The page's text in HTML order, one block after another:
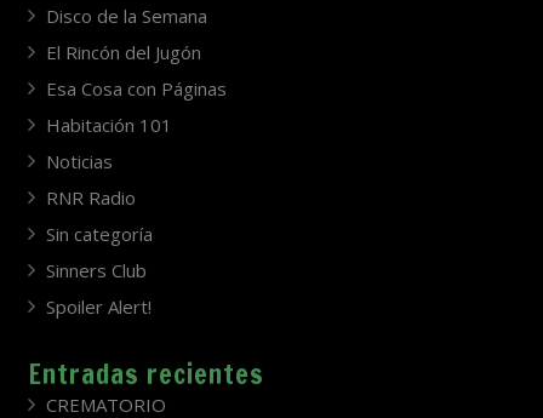
Disco de la Semana
El Rincón del Jugón
Esa Cosa con Páginas
Habitación 101
Noticias
RNR Radio
Sin categoría
Sinners Club
Spoiler Alert!
Entradas recientes
CREMATORIO